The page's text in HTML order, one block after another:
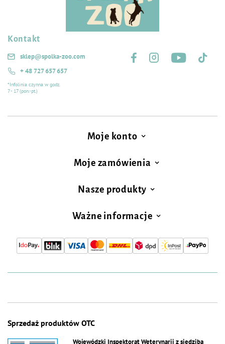
Kontakt
sklep@spolka-zoo.com
+ 48 727 657 657
*Infolinia czynna w godz.
7 - 17 (pon.-pt.)
Moje konto
Moje zamówienia
Nasze produkty
Ważne informacje
Sprzedaż produktów OTC
Wojewódzki Inspektorat Weterynarii z siedzibą